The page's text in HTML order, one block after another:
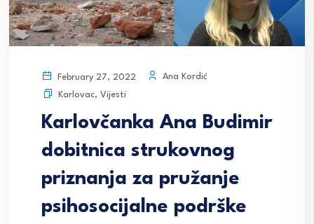
February 27, 2022
Ana Kordić
Karlovac, Vijesti
Karlovčanka Ana Budimir
dobitnica strukovnog
priznanja za pružanje
psihosocijalne podrške